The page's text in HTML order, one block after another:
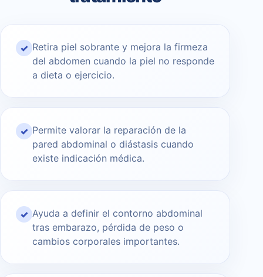
✓ Retira piel sobrante y mejora la firmeza
del abdomen cuando la piel no responde
a dieta o ejercicio.
✓ Permite valorar la reparación de la
pared abdominal o diástasis cuando
existe indicación médica.
✓ Ayuda a definir el contorno abdominal
tras embarazo, pérdida de peso o
cambios corporales importantes.